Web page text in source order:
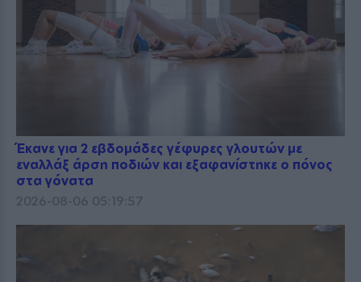
Έκανε για 2 εβδομάδες γέφυρες γλουτών με
εναλλάξ άρση ποδιών και εξαφανίστηκε ο πόνος
στα γόνατα
2026-08-06 05:19:57